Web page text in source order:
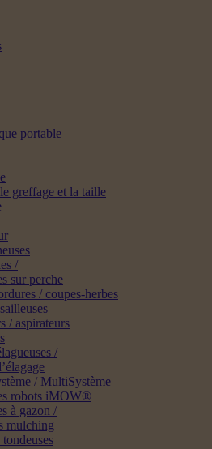
portable
greffage et la taille
/
sur perche
/ coupes-herbes
/ aspirateurs
/
/ MultiSystème
robots iMOW®
à gazon /
mulching